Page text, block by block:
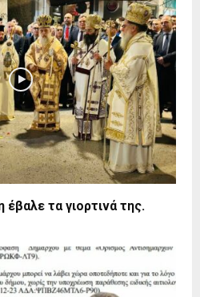
τα γιορτινά της.